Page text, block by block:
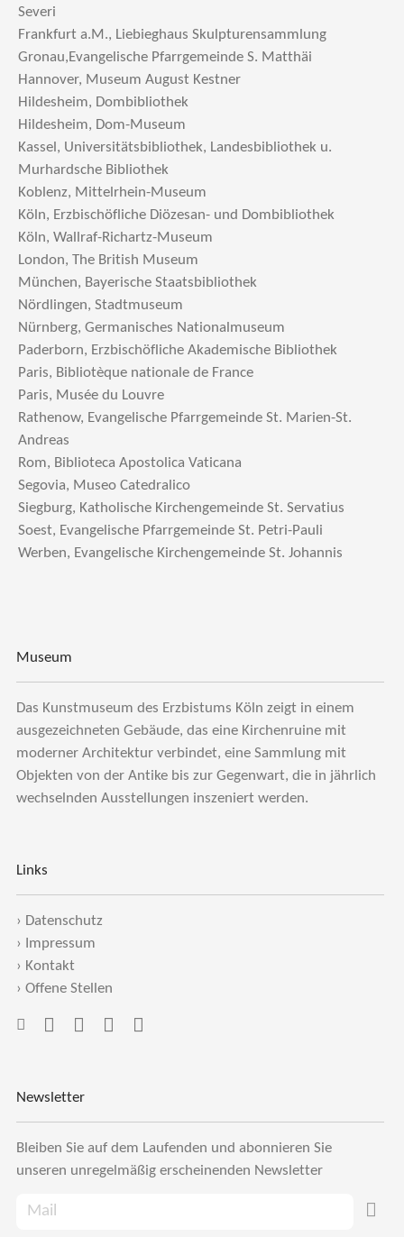
Severi
Frankfurt a.M., Liebieghaus Skulpturensammlung
Gronau,Evangelische Pfarrgemeinde S. Matthäi
Hannover, Museum August Kestner
Hildesheim, Dombibliothek
Hildesheim, Dom-Museum
Kassel, Universitätsbibliothek, Landesbibliothek u.
Murhardsche Bibliothek
Koblenz, Mittelrhein-Museum
Köln, Erzbischöfliche Diözesan- und Dombibliothek
Köln, Wallraf-Richartz-Museum
London, The British Museum
München, Bayerische Staatsbibliothek
Nördlingen, Stadtmuseum
Nürnberg, Germanisches Nationalmuseum
Paderborn, Erzbischöfliche Akademische Bibliothek
Paris, Bibliotèque nationale de France
Paris, Musée du Louvre
Rathenow, Evangelische Pfarrgemeinde St. Marien-St.
Andreas
Rom, Biblioteca Apostolica Vaticana
Segovia, Museo Catedralico
Siegburg, Katholische Kirchengemeinde St. Servatius
Soest, Evangelische Pfarrgemeinde St. Petri-Pauli
Werben, Evangelische Kirchengemeinde St. Johannis
Museum
Das Kunstmuseum des Erzbistums Köln zeigt in einem
ausgezeichneten Gebäude, das eine Kirchenruine mit
moderner Architektur verbindet, eine Sammlung mit
Objekten von der Antike bis zur Gegenwart, die in jährlich
wechselnden Ausstellungen inszeniert werden.
Links
› Datenschutz
›
Impressum
› Kontakt
› Offene Stellen
Newsletter
Bleiben Sie auf dem Laufenden und abonnieren Sie
unseren unregelmäßig erscheinenden Newsletter